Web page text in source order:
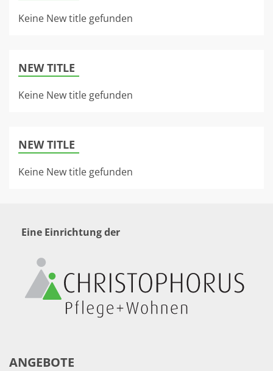
Keine New title gefunden
NEW TITLE
Keine New title gefunden
NEW TITLE
Keine New title gefunden
Eine Einrichtung der
ANGEBOTE